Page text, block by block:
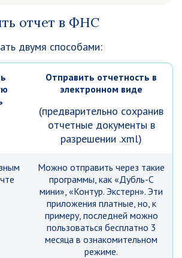
отчет в ФНС
двумя способами:
Отправить отчетность в
электронном виде
(предварительно сохранив
отчетные документы в
разрешении .xml)
Можно отправить через такие
программы, как «Дубль-С
мини», «Контур. Экстерн». Эти
приложения платные, но, к
примеру, последней можно
пользоваться бесплатно 3
месяца в ознакомительном
режиме.